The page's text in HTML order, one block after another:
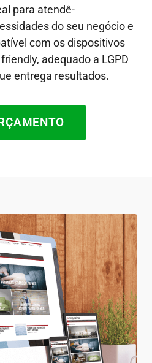
para atendê-
do seu negócio e
com os dispositivos
adequado a LGPD
entrega resultados.